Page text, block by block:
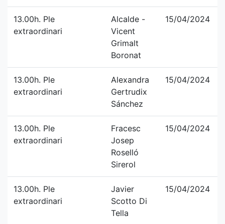
13.00h. Ple
extraordinari
Alcalde -
Vicent
Grimalt
Boronat
15/04/2024
13.00h. Ple
extraordinari
Alexandra
Gertrudix
Sánchez
15/04/2024
13.00h. Ple
extraordinari
Fracesc
Josep
Roselló
Sirerol
15/04/2024
13.00h. Ple
extraordinari
Javier
Scotto Di
Tella
15/04/2024